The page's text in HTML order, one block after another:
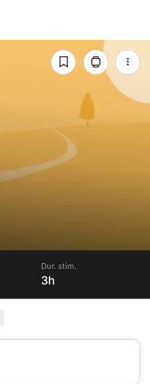
Dur. stim.
3h